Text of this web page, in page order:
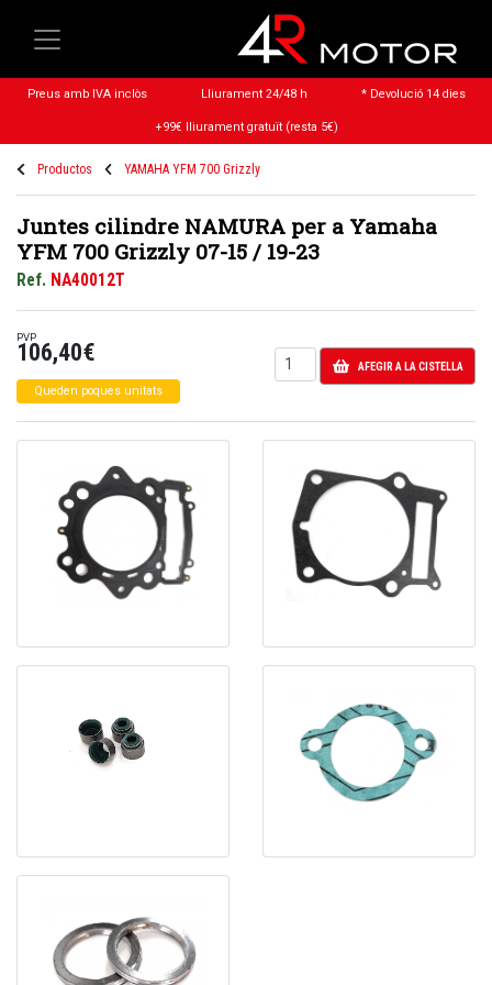
Preus amb IVA inclòs Lliurament 24/48 h * Devolució 14 dies
+99€ lliurament gratuït (resta 5€)
Productos YAMAHA YFM 700 Grizzly
Juntes cilindre NAMURA per a Yamaha
YFM 700 Grizzly 07-15 / 19-23
Ref. NA40012T
PVP
106,40€
Queden poques unitats
AFEGIR A LA CISTELLA